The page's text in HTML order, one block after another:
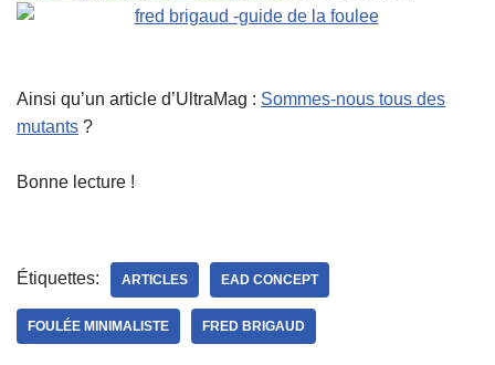
Ainsi qu’un article d’UltraMag : Sommes-nous tous des
mutants ?
Bonne lecture !
Étiquettes: ARTICLES EAD CONCEPT
FOULÉE MINIMALISTE FRED BRIGAUD